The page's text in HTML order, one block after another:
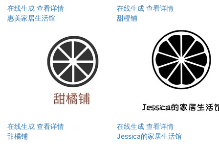
在线生成 查看详情
惠美家居生活馆
在线生成 查看详情
甜橙铺
在线生成 查看详情
甜橘铺
在线生成 查看详情
Jessica的家居生活馆